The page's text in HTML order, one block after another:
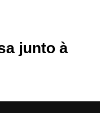
junto à